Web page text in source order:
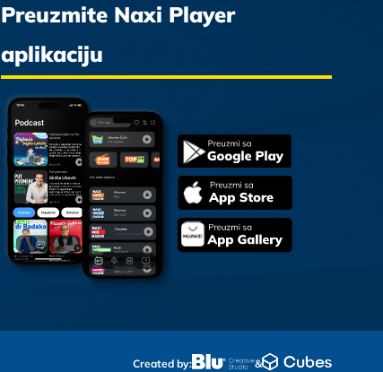
Preuzmite Naxi Player
aplikaciju
Created by: &